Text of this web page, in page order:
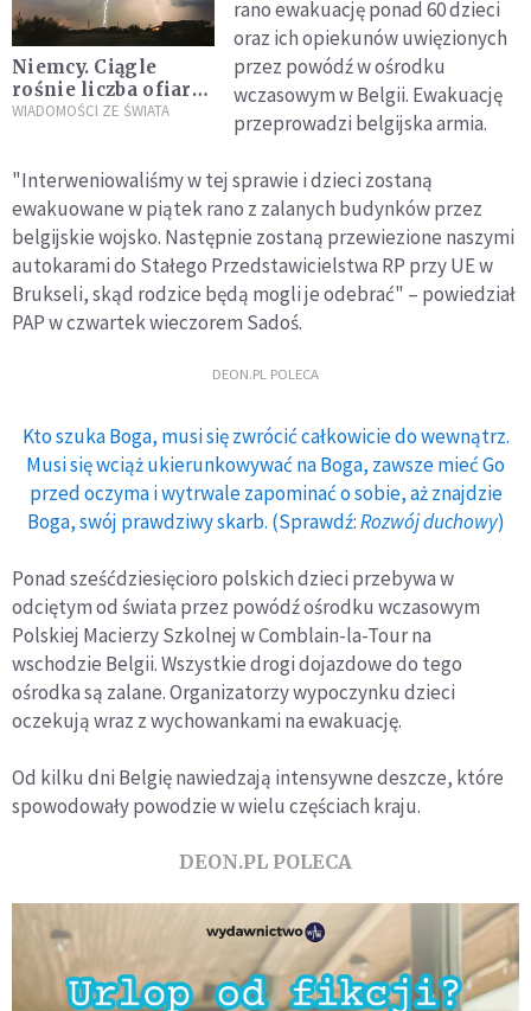
Niemcy. Ciągle
rośnie liczba ofiar
powodzi. Zginęły co
WIADOMOŚCI ZE ŚWIATA
rano ewakuację ponad 60 dzieci
oraz ich opiekunów uwięzionych
przez powódź w ośrodku
wczasowym w Belgii. Ewakuację
przeprowadzi belgijska armia.
"Interweniowaliśmy w tej sprawie i dzieci zostaną
ewakuowane w piątek rano z zalanych budynków przez
belgijskie wojsko. Następnie zostaną przewiezione naszymi
autokarami do Stałego Przedstawicielstwa RP przy UE w
Brukseli, skąd rodzice będą mogli je odebrać" – powiedział
PAP w czwartek wieczorem Sadoś.
DEON.PL POLECA
Kto szuka Boga, musi się zwrócić całkowicie do wewnątrz.
Musi się wciąż ukierunkowywać na Boga, zawsze mieć Go
przed oczyma i wytrwale zapominać o sobie, aż znajdzie
Boga, swój prawdziwy skarb. (Sprawdź:Rozwój duchowy)
Ponad sześćdziesięcioro polskich dzieci przebywa w
odciętym od świata przez powódź ośrodku wczasowym
Polskiej Macierzy Szkolnej w Comblain-la-Tour na
wschodzie Belgii. Wszystkie drogi dojazdowe do tego
ośrodka są zalane. Organizatorzy wypoczynku dzieci
oczekują wraz z wychowankami na ewakuację.
Od kilku dni Belgię nawiedzają intensywne deszcze, które
spowodowały powodzie w wielu częściach kraju.
DEON.PL POLECA